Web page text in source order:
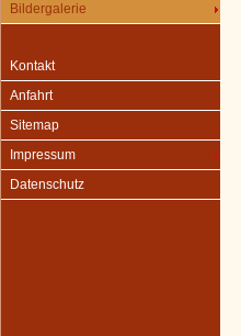
Bildergalerie
Kontakt
Anfahrt
Sitemap
Impressum
Datenschutz